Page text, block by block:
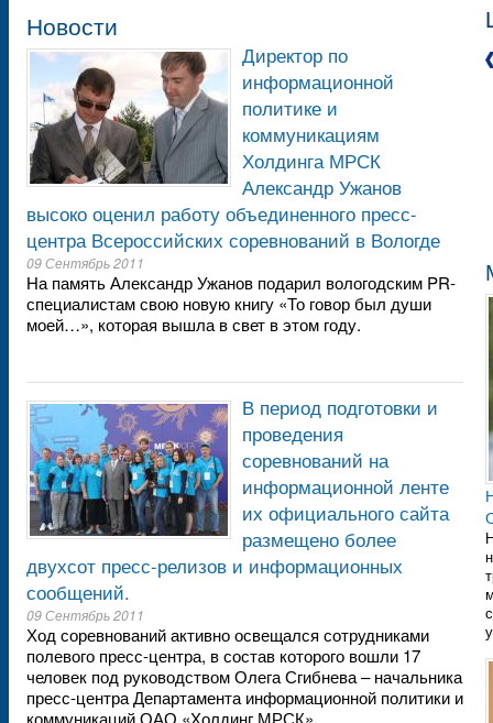
Новости
Директор по
информационной
политике и
коммуникациям
Холдинга МРСК
Александр Ужанов
высоко оценил работу объединенного пресс-
центра Всероссийских соревнований в Вологде
09 Сентябрь 2011
На память Александр Ужанов подарил вологодским PR-
специалистам свою новую книгу «То говор был души
моей…», которая вышла в свет в этом году.
В период подготовки и
проведения
соревнований на
информационной ленте
их официального сайта
размещено более
двухсот пресс-релизов и информационных
сообщений.
09 Сентябрь 2011
Ход соревнований активно освещался сотрудниками
полевого пресс-центра, в состав которого вошли 17
человек под руководством Олега Сгибнева – начальника
пресс-центра Департамента информационной политики и
коммуникаций ОАО «Холдинг МРСК».